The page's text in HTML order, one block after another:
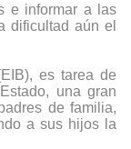
e informar a las
dificultad aún el
es tarea de
una gran
de familia,
a sus hijos la